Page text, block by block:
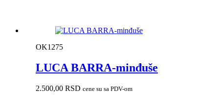
OK1275
LUCA BARRA-minđuše
2.500,00 RSD cene su sa PDV-om